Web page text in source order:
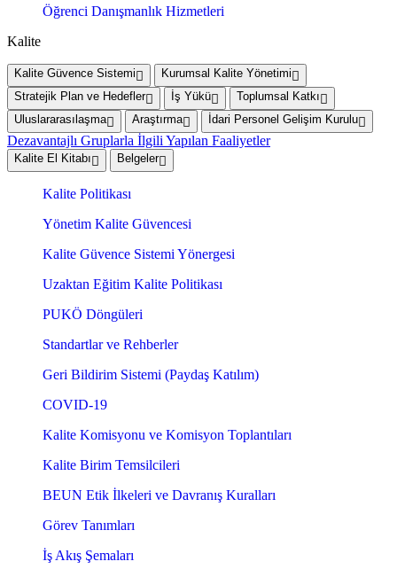
Öğrenci Danışmanlık Hizmetleri
Kalite
Kalite Güvence Sistemi
Kurumsal Kalite Yönetimi
Stratejik Plan ve Hedefler
İş Yükü
Toplumsal Katkı
Uluslararasılaşma
Araştırma İdari Personel Gelişim Kurulu
Dezavantajlı Gruplarla İlgili Yapılan Faaliyetler
Kalite El Kitabı Belgeler
Kalite Politikası
Yönetim Kalite Güvencesi
Kalite Güvence Sistemi Yönergesi
Uzaktan Eğitim Kalite Politikası
PUKÖ Döngüleri
Standartlar ve Rehberler
Geri Bildirim Sistemi (Paydaş Katılım)
COVID-19
Kalite Komisyonu ve Komisyon Toplantıları
Kalite Birim Temsilcileri
BEUN Etik İlkeleri ve Davranış Kuralları
Görev Tanımları
İş Akış Şemaları